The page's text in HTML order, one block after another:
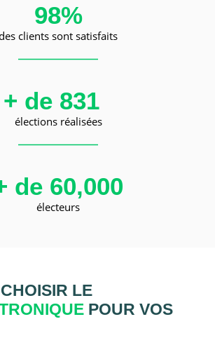
clients sont satisfaits
98%
élections réalisées
+ de 831
électeurs
de 60,000
LE
POUR VOS